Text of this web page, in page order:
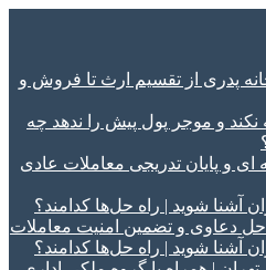
خانه پدری از تقسیم ارث تا فروش و
نکند و موجر پول پیش را ندهد چه
ای و پایان تدریجی معاملات عادی
دعاوی و تضمین امنیت معاملات